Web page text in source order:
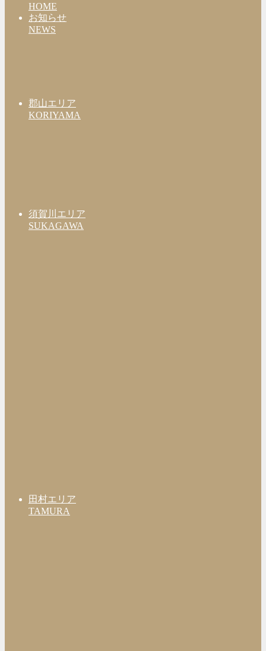
HOME
お知らせ
NEWS
郡山エリア
KORIYAMA
須賀川エリア
SUKAGAWA
田村エリア
TAMURA